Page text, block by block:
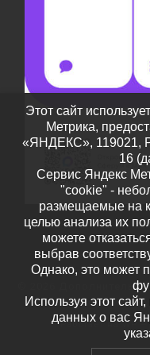
области–
Работает наWP –
Этот сайт
Метрика,
«ЯНДЕКС», 119021,
16
Сервис Яндекс
"cookie" -
размещаемые на
целью анализа их
можете
выбрав
Однако, это может
Используя этот
данных о вас